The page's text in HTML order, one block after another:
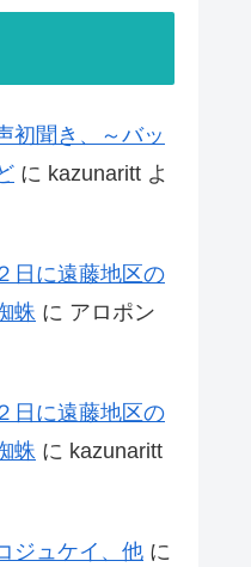
聞き、～バッ
に kazunaritt よ
日に遠藤地区の
蛛 に アロポン
日に遠藤地区の
蛛 に kazunaritt
ジュケイ、他 に